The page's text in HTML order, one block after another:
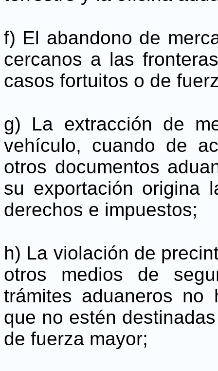
f) El abandono de
cercanos a las
casos fortuitos o de
g) La extracción de
vehículo, cuando de
otros documentos
su exportación origina
derechos e impuestos;
h) La violación de
otros medios de
trámites aduaneros no
que no estén
de fuerza mayor;